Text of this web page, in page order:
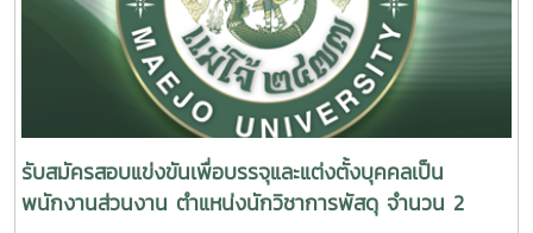
รับสมัครสอบแข่งขันเพื่อบรรจุและแต่งตั้งบุคคลเป็น
พนักงานส่วนงาน ตำแหน่งนักวิชาการพัสดุ จำนวน 2